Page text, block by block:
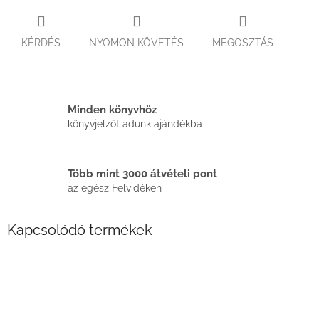
KÉRDÉS NYOMON KÖVETÉS MEGOSZTÁS
Minden könyvhöz
könyvjelzőt adunk ajándékba
Több mint 3000 átvételi pont
az egész Felvidéken
Kapcsolódó termékek